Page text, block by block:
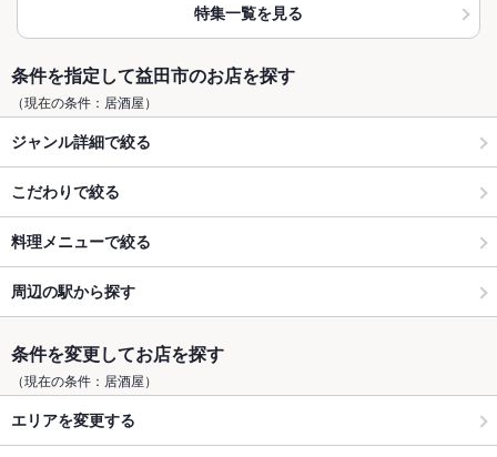
特集一覧を見る
条件を指定して益田市のお店を探す
（現在の条件：居酒屋）
ジャンル詳細で絞る
こだわりで絞る
料理メニューで絞る
周辺の駅から探す
条件を変更してお店を探す
（現在の条件：居酒屋）
エリアを変更する